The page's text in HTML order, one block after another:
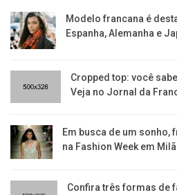
Modelo francana é
Espanha, Alemanha e
Cropped top: você
Veja no Jornal da
Em busca de um sonho,
na Fashion Week em
Confira três formas de